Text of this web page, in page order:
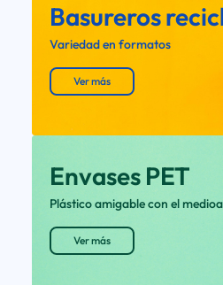
Basureros
Variedad en formatos
Ver más
Envases PET
Plástico amigable con el
Ver más